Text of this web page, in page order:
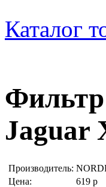
Каталог
Jaguar
Производитель:
Цена:
619 р